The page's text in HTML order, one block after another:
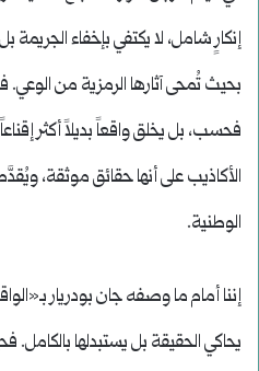
إنكارٍ شامل، لا يكتفي بإخفاء الجريمة
بحيث تُمحى آثارها الرمزية من الوعي.
فحسب، بل يخلق واقعاً بديلاً أكثر
الأكاذيب على أنها حقائق موثقة،
الوطنية.
إننا أمام ما وصفه جان بودريار
يحاكي الحقيقة بل يستبدلها